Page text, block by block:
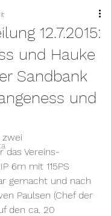
12.7.2015:
und Hauke
Sandbank
und
zwei
das Vereins-
6m mit 115PS
gemacht und nach
Paulsen (Chef der
den ca. 20